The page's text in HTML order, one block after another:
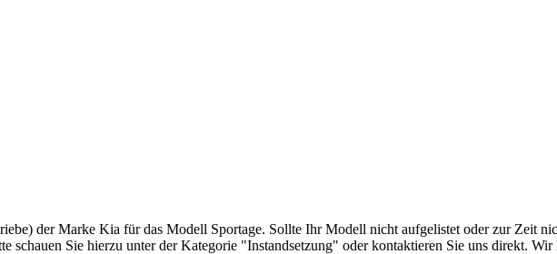
der Marke Kia für das Modell Sportage. Sollte Ihr Modell nicht aufgelistet oder zur Zeit
schauen Sie hierzu unter der Kategorie "Instandsetzung" oder kontaktieren Sie uns direkt.